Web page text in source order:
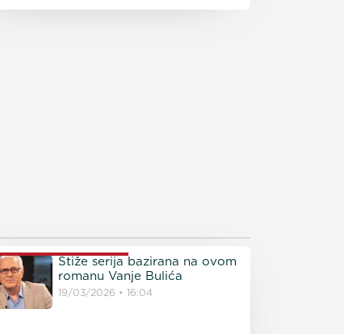
JOŠ
Stiže serija bazirana na ovom
romanu Vanje Bulića
19/03/2026 16:04